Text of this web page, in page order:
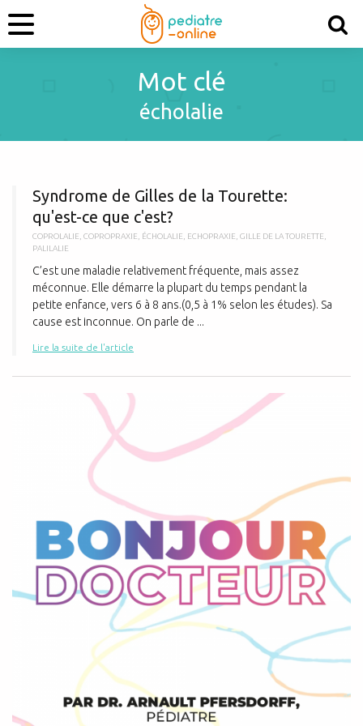
Mot clé
écholalie
Syndrome de Gilles de la Tourette:
qu'est-ce que c'est?
COPROLALIE COPROPRAXIE ÉCHOLALIE ECHOPRAXIE GILLE DE LA TOURETTE
PALILALIE
C’est une maladie relativement fréquente, mais assez
méconnue. Elle démarre la plupart du temps pendant la
petite enfance, vers 6 à 8 ans.(0,5 à 1% selon les études). Sa
cause est inconnue. On parle de ...
Lire la suite de l'article